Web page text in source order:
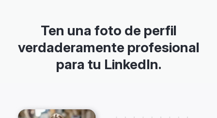
Ten una foto de perfil
verdaderamente profesional
para tu LinkedIn.